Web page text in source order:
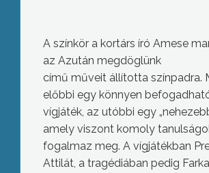
A színkör a kortárs író Amese
az Azután megdöglünk
című műveit állította színpadra.
előbbi egy könnyen
vígjáték, az utóbbi egy
amely viszont komoly
fogalmaz meg. A vígjátékban
Attilát, a tragédiában pedig